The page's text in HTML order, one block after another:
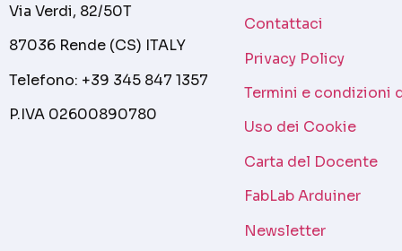
Via Verdi, 82/50T
87036 Rende (CS) ITALY
Telefono: +39 345 847 1357
P.IVA 02600890780
Contattaci
Privacy Policy
Termini e condizioni
Uso dei Cookie
Carta del Docente
FabLab Arduiner
Newsletter